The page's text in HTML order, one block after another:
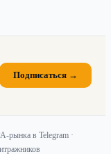
Подписаться →
рынка в Telegram ·